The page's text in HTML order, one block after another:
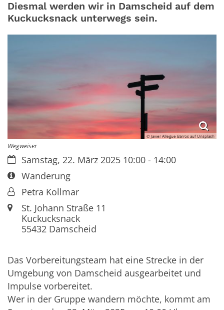
Diesmal werden wir in Damscheid auf dem
Kuckucksnack unterwegs sein.
© Javier Allegue Barros auf Unsplash
Wegweiser
Datum:Samstag, 22. März 2025 10:00 - 14:00
Art bzw. Nummer:
Wanderung
Von:Petra Kollmar
Ort:St. Johann Straße 11
Kuckucksnack
55432Damscheid
Das Vorbereitungsteam hat eine Strecke in der
Umgebung von Damscheid ausgearbeitet und
Impulse vorbereitet.
Wer in der Gruppe wandern möchte, kommt am